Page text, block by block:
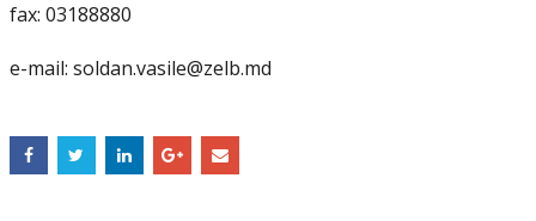
fax: 03188880
e-mail: soldan.vasile@zelb.md